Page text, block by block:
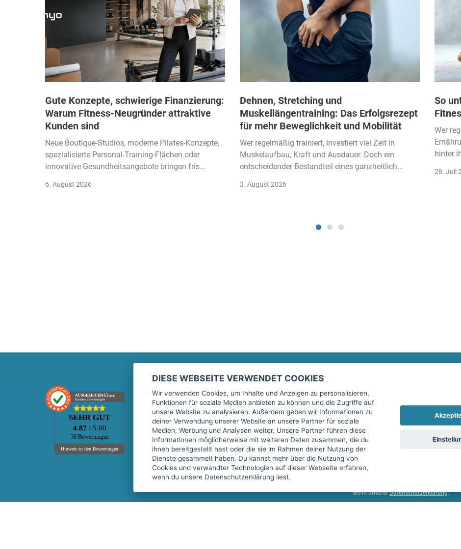
Gute Konzepte, schwierige Finanzierung:
Warum Fitness-Neugründer attraktive
Kunden sind
Neue Boutique-Studios, moderne Pilates-Konzepte,
spezialisierte Personal-Training-Flächen oder
innovative Gesundheitsangebote bringen fris...
6. August 2026
Dehnen, Stretching und
Muskellängentraining: Das Erfolgsrezept
für mehr Beweglichkeit und Mobilität
Wer regelmäßig trainiert, investiert viel Zeit in
Muskelaufbau, Kraft und Ausdauer. Doch ein
entscheidender Bestandteil eines ganzheitlich...
3. August 2026
So
Wer
hinter
28. Juli
AUSGEZEICHNET.org
Kundenbewertungen
SEHR GUT
4.87 / 5.00
30 Bewertungen
Hinweis zu den Bewertungen
Marktplatz
Kontakt
Preise Marktplatz
FAQ Marktplatz
Über uns
Werbebuchungen
Rechtliches
Impressum
AGB
Datenschutz
Sicherheit
Top-Inserat kündigen
fitnessmarkt.de Newsletter
Trage dich hier für unseren Newsletter
Ich stimme der Verarbeitung meiner
services GmbH beschrieben, zu und
diese Einwilligung jederzeit mit
Sie in unsererDatenschutzerklärung.
DIESE WEBSEITE VERWENDET COOKIES
Wir verwenden Cookies, um Inhalte und Anzeigen zu personalisieren,
Funktionen für soziale Medien anbieten zu können und die Zugriffe auf
unsere Website zu analysieren. Außerdem geben wir Informationen zu
deiner Verwendung unserer Website an unsere Partner für soziale
Medien, Werbung und Analysen weiter. Unsere Partner führen diese
Informationen möglicherweise mit weiteren Daten zusammen, die du
ihnen bereitgestellt hast oder die sie im Rahmen deiner Nutzung der
Dienste gesammelt haben. Du kannst mehr über die Nutzung von
Cookies und verwandter Technologien auf dieser Webseite erfahren,
wenn du unsere Datenschutzerklärung liest.